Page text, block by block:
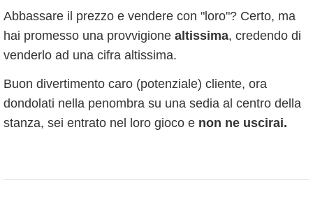
Abbassare il prezzo e vendere con "loro"? Certo, ma
hai promesso una provvigione altissima, credendo di
venderlo ad una cifra altissima.
Buon divertimento caro (potenziale) cliente, ora
dondolati nella penombra su una sedia al centro della
stanza, sei entrato nel loro gioco e non ne uscirai.